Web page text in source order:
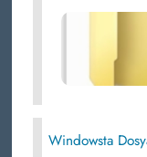
Windowsta